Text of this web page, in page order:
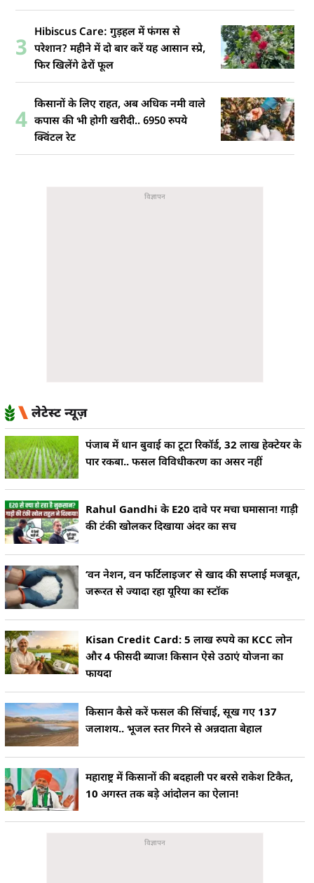
3
Hibiscus Care: गुड़हल में फंगस से
परेशान? महीने में दो बार करें यह आसान स्प्रे,
फिर खिलेंगे ढेरों फूल
4
किसानों के लिए राहत, अब अधिक नमी वाले
कपास की भी होगी खरीदी.. 6950 रुपये
क्विंटल रेट
लेटेस्ट न्यूज़
पंजाब में धान बुवाई का टूटा रिकॉर्ड, 32 लाख हेक्टेयर के
पार रकबा.. फसल विविधीकरण का असर नहीं
Rahul Gandhi के E20 दावे पर मचा घमासान! गाड़ी
की टंकी खोलकर दिखाया अंदर का सच
‘वन नेशन, वन फर्टिलाइजर’ से खाद की सप्लाई मजबूत,
जरूरत से ज्यादा रहा यूरिया का स्टॉक
Kisan Credit Card: 5 लाख रुपये का KCC लोन
और 4 फीसदी ब्याज! किसान ऐसे उठाएं योजना का
फायदा
किसान कैसे करें फसल की सिंचाई, सूख गए 137
जलाशय.. भूजल स्तर गिरने से अन्नदाता बेहाल
महाराष्ट्र में किसानों की बदहाली पर बरसे राकेश टिकैत,
10 अगस्त तक बड़े आंदोलन का ऐलान!